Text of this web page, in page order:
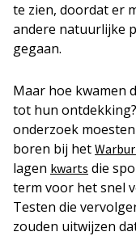
te zien, doordat er
andere natuurlijke
gegaan.
Maar hoe kwamen
tot hun
onderzoek
boren bij het
lagen kwarts die
term voor het snel
Testen die
zouden uitwijzen